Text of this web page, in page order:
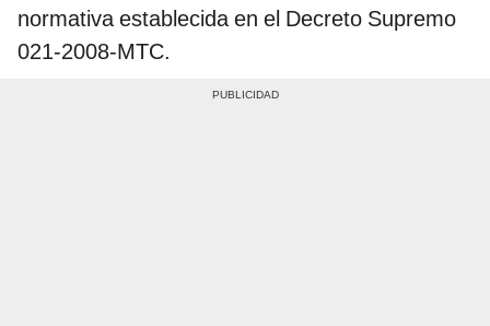
normativa establecida en el Decreto Supremo
021-2008-MTC.